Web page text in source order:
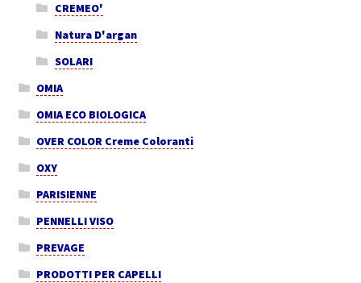
CREMEO'
Natura D'argan
SOLARI
OMIA
OMIA ECO BIOLOGICA
OVER COLOR Creme Coloranti
OXY
PARISIENNE
PENNELLI VISO
PREVAGE
PRODOTTI PER CAPELLI